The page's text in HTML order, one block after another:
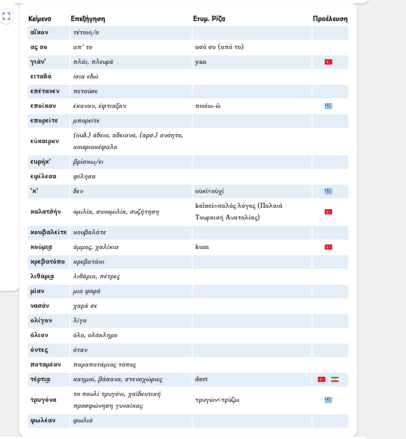
Κείμενο Επεξήγηση Ετυμ. Ρίζα Προέλευση
αΐκον τέτοιο/α
ας σο απ’ το ασό σο (από το)
γιάν’ πλάι, πλευρά yan
ειταδά ίσια εδώ
επέτανεν πετούσε
εποίκαν έκαναν, έφτιαξαν ποιέω-ῶ
επορείτε μπορείτε
εύκαιρον
(ουδ.) άδειο, αδειανό, (αρσ.) ανόητο,
κουφιοκέφαλο
ευρήκ’ βρίσκω/ει
εφίλεσα φίλησα
’κ’ δεν οὐκί<οὐχί
καλατσ̌ήν ομιλία, συνομιλία, συζήτηση
keleci=καλός λόγος (Παλαιά
Τουρκική Ανατολίας)
κουβαλείτε κουβαλάτε
κούμι͜α άμμος, χαλίκια kum
κρεβατόπο κρεβατάκι
λιθάρι͜α λιθάρια, πέτρες
μίαν μια φορά
νασάν χαρά σε
ολίγον λίγο
όλιον όλο, ολόκληρο
όντες όταν
ποταμέαν παραποτάμιος τόπος
τέρτι͜α καημοί, βάσανα, στενοχώριες dert
τρυγόνα
το πουλί τρυγόνι, χαϊδευτική
προσφώνηση γυναίκας
τρυγών<τρύζω
φωλέαν φωλιά